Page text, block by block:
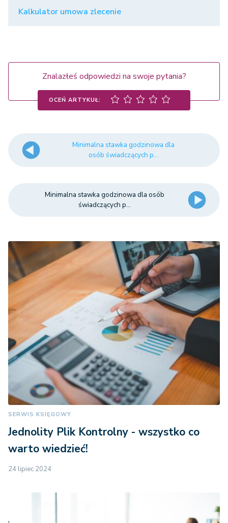
Kalkulator umowa zlecenie
Znalazłeś odpowiedzi na swoje pytania?
OCEŃ ARTYKUŁ:
Minimalna stawka godzinowa dla
osób świadczących p...
Minimalna stawka godzinowa dla osób
świadczących p...
SERWIS KSIĘGOWY
Jednolity Plik Kontrolny - wszystko co
warto wiedzieć!
24 lipiec 2024